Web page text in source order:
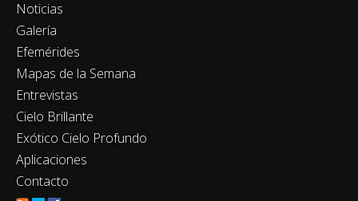
Noticias
Galería
Efemérides
Mapas de la Semana
Entrevistas
Cielo Brillante
Exótico Cielo Profundo
Aplicaciones
Contacto